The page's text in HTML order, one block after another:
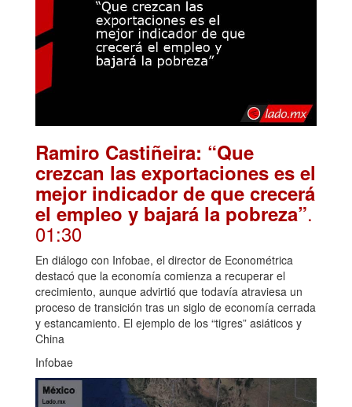
Ramiro Castiñeira: “Que
crezcan las exportaciones es el
mejor indicador de que crecerá
el empleo y bajará la pobreza”.
01:30
En diálogo con Infobae, el director de Econométrica
destacó que la economía comienza a recuperar el
crecimiento, aunque advirtió que todavía atraviesa un
proceso de transición tras un siglo de economía cerrada
y estancamiento. El ejemplo de los “tigres” asiáticos y
China
Infobae